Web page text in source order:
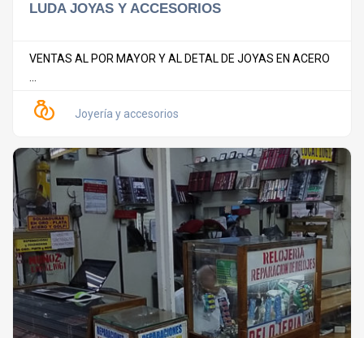
LUDA JOYAS Y ACCESORIOS
VENTAS AL POR MAYOR Y AL DETAL DE JOYAS EN ACERO
...
Joyería y accesorios